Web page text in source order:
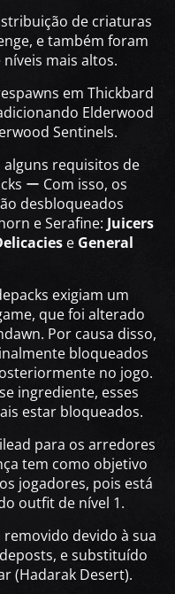
de criaturas
e também foram
mais altos.
em Thickbard
Elderwood
Sentinels.
alguns requisitos de
ー Com isso, os
desbloqueados
e Serafine: Juicers
e General
exigiam um
que foi alterado
Por causa disso,
bloqueados
no jogo.
ingrediente, esses
estar bloqueados.
para os arredores
tem como objetivo
jogadores, pois está
outfit de nível 1.
devido à sua
e substituído
(Hadarak Desert).